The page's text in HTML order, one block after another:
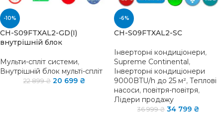
-10%
CH-S09FTXAL2-GD(I)
внутрішній блок
Мульти-спліт системи,
Внутрішній блок мульті-спліт
22 899₴ 20 699 ₴
-6%
CH-S09FTXAL2-SC
Інверторні кондиціонери,
Supreme Continental,
Інверторні кондиціонери
9000BTU/h до 25 м², Теплові
насоси, повітря-повітря,
Лідери продажу
36 999₴ 34 799 ₴